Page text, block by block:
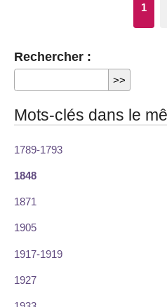
1
Rechercher :
Mots-clés dans le
1789-1793
1848
1871
1905
1917-1919
1927